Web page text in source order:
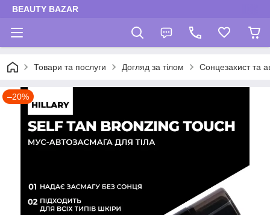
BEAUTY BAZAR
Товари та послуги Догляд за тілом Сонцезахист та
–20%